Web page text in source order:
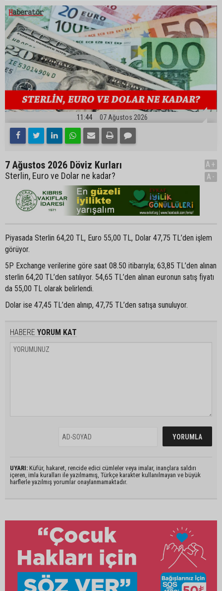
11:44 07 Ağustos 2026
7 Ağustos 2026 Döviz Kurları
Sterlin, Euro ve Dolar ne kadar?
A+
A-
Piyasada Sterlin 64,20 TL, Euro 55,00 TL, Dolar 47,75 TL’den işlem
görüyor.
5P Exchange verilerine göre saat 08.50 itibarıyla; 63,85 TL’den alınan
sterlin 64,20 TL’den satılıyor. 54,65 TL’den alınan euronun satış fiyatı
da 55,00 TL olarak belirlendi.
Dolar ise 47,45 TL’den alınıp, 47,75 TL’den satışa sunuluyor.
HABERE YORUM KAT
UYARI: Küfür, hakaret, rencide edici cümleler veya imalar, inançlara saldırı
içeren, imla kuralları ile yazılmamış, Türkçe karakter kullanılmayan ve büyük
harflerle yazılmış yorumlar onaylanmamaktadır.